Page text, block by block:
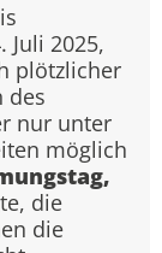
Juli 2025,
plötzlicher
des
nur unter
möglich
die
die